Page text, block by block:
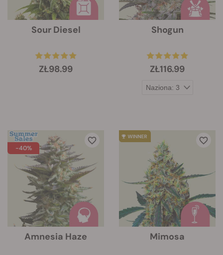
Sour Diesel
ZŁ98.99
Shogun
ZŁ116.99
-40%
Amnesia Haze Mimosa